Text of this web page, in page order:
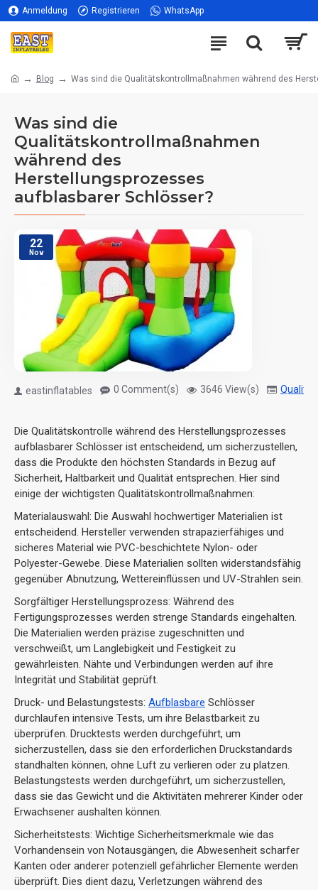
Anmeldung Registrieren WhatsApp
Blog Was sind die Qualitätskontrollmaßnahmen während des
Was sind die
Qualitätskontrollmaßnahmen
während des
Herstellungsprozesses
aufblasbarer Schlösser?
22
Nov
eastinflatables 0 Comment(s) 3646 View(s) Quality
Die Qualitätskontrolle während des Herstellungsprozesses
aufblasbarer Schlösser ist entscheidend, um sicherzustellen,
dass die Produkte den höchsten Standards in Bezug auf
Sicherheit, Haltbarkeit und Qualität entsprechen. Hier sind
einige der wichtigsten Qualitätskontrollmaßnahmen:
Materialauswahl: Die Auswahl hochwertiger Materialien ist
entscheidend. Hersteller verwenden strapazierfähiges und
sicheres Material wie PVC-beschichtete Nylon- oder
Polyester-Gewebe. Diese Materialien sollten widerstandsfähig
gegenüber Abnutzung, Wettereinflüssen und UV-Strahlen sein.
Sorgfältiger Herstellungsprozess: Während des
Fertigungsprozesses werden strenge Standards eingehalten.
Die Materialien werden präzise zugeschnitten und
verschweißt, um Langlebigkeit und Festigkeit zu
gewährleisten. Nähte und Verbindungen werden auf ihre
Integrität und Stabilität geprüft.
Druck- und Belastungstests: Aufblasbare Schlösser
durchlaufen intensive Tests, um ihre Belastbarkeit zu
überprüfen. Drucktests werden durchgeführt, um
sicherzustellen, dass sie den erforderlichen Druckstandards
standhalten können, ohne Luft zu verlieren oder zu platzen.
Belastungstests werden durchgeführt, um sicherzustellen,
dass sie das Gewicht und die Aktivitäten mehrerer Kinder oder
Erwachsener aushalten können.
Sicherheitstests: Wichtige Sicherheitsmerkmale wie das
Vorhandensein von Notausgängen, die Abwesenheit scharfer
Kanten oder anderer potenziell gefährlicher Elemente werden
überprüft. Dies dient dazu, Verletzungen während des